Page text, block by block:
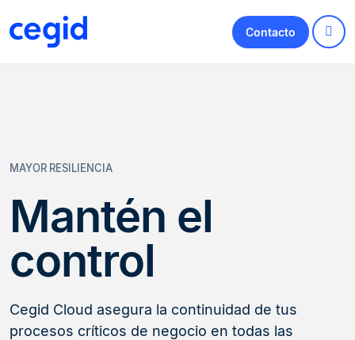
Contacto
MAYOR RESILIENCIA
Mantén el
control
Cegid Cloud asegura la continuidad de tus
procesos críticos de negocio en todas las